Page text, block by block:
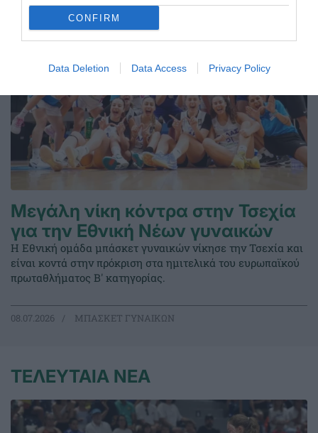
CONFIRM
Data Deletion Data Access Privacy Policy
Μεγάλη νίκη κόντρα στην Τσεχία
για την Εθνική Νέων γυναικών
Η Εθνική ομάδα μπάσκετ γυναικών νίκησε την Τσεχία και
είναι κοντά στην πρόκριση στα ημιτελικά του ευρωπαϊκού
πρωταθλήματος Β' κατηγορίας.
08.07.2026 ΜΠΑΣΚΕΤ ΓΥΝΑΙΚΩΝ
ΤΕΛΕΥΤΑΙΑ ΝΕΑ